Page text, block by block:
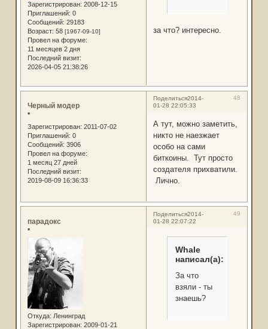
Зарегистрирован: 2008-12-15
Приглашений: 0
Сообщений: 29183
Возраст: 58 [1967-09-10]
Провел на форуме:
11 месяцев 2 дня
Последний визит:
2026-04-05 21:38:26
за что? интересно.
Поделиться 48
2014-
01-28 22:05:33
Черный модер
*
Зарегистрирован: 2011-07-02
Приглашений: 0
Сообщений: 3906
Провел на форуме:
1 месяц 27 дней
Последний визит:
2019-08-09 16:36:33
А тут, можно заметить,
никто не наезжает
особо на сами
биткоины. Тут просто
создателя прихватили.
Лично.
Поделиться 49
2014-
01-28 22:07:22
парадокс
*
Откуда: Ленинград
Зарегистрирован: 2009-01-21
Whale
написал(а):
За что
взяли - ты
знаешь?